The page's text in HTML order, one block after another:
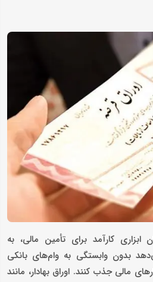
ابزاری کارآمد برای تأمین مالی، به
بدون وابستگی به وام‌های بانکی
مالی جذب کنند. اوراق بهادار، مانند